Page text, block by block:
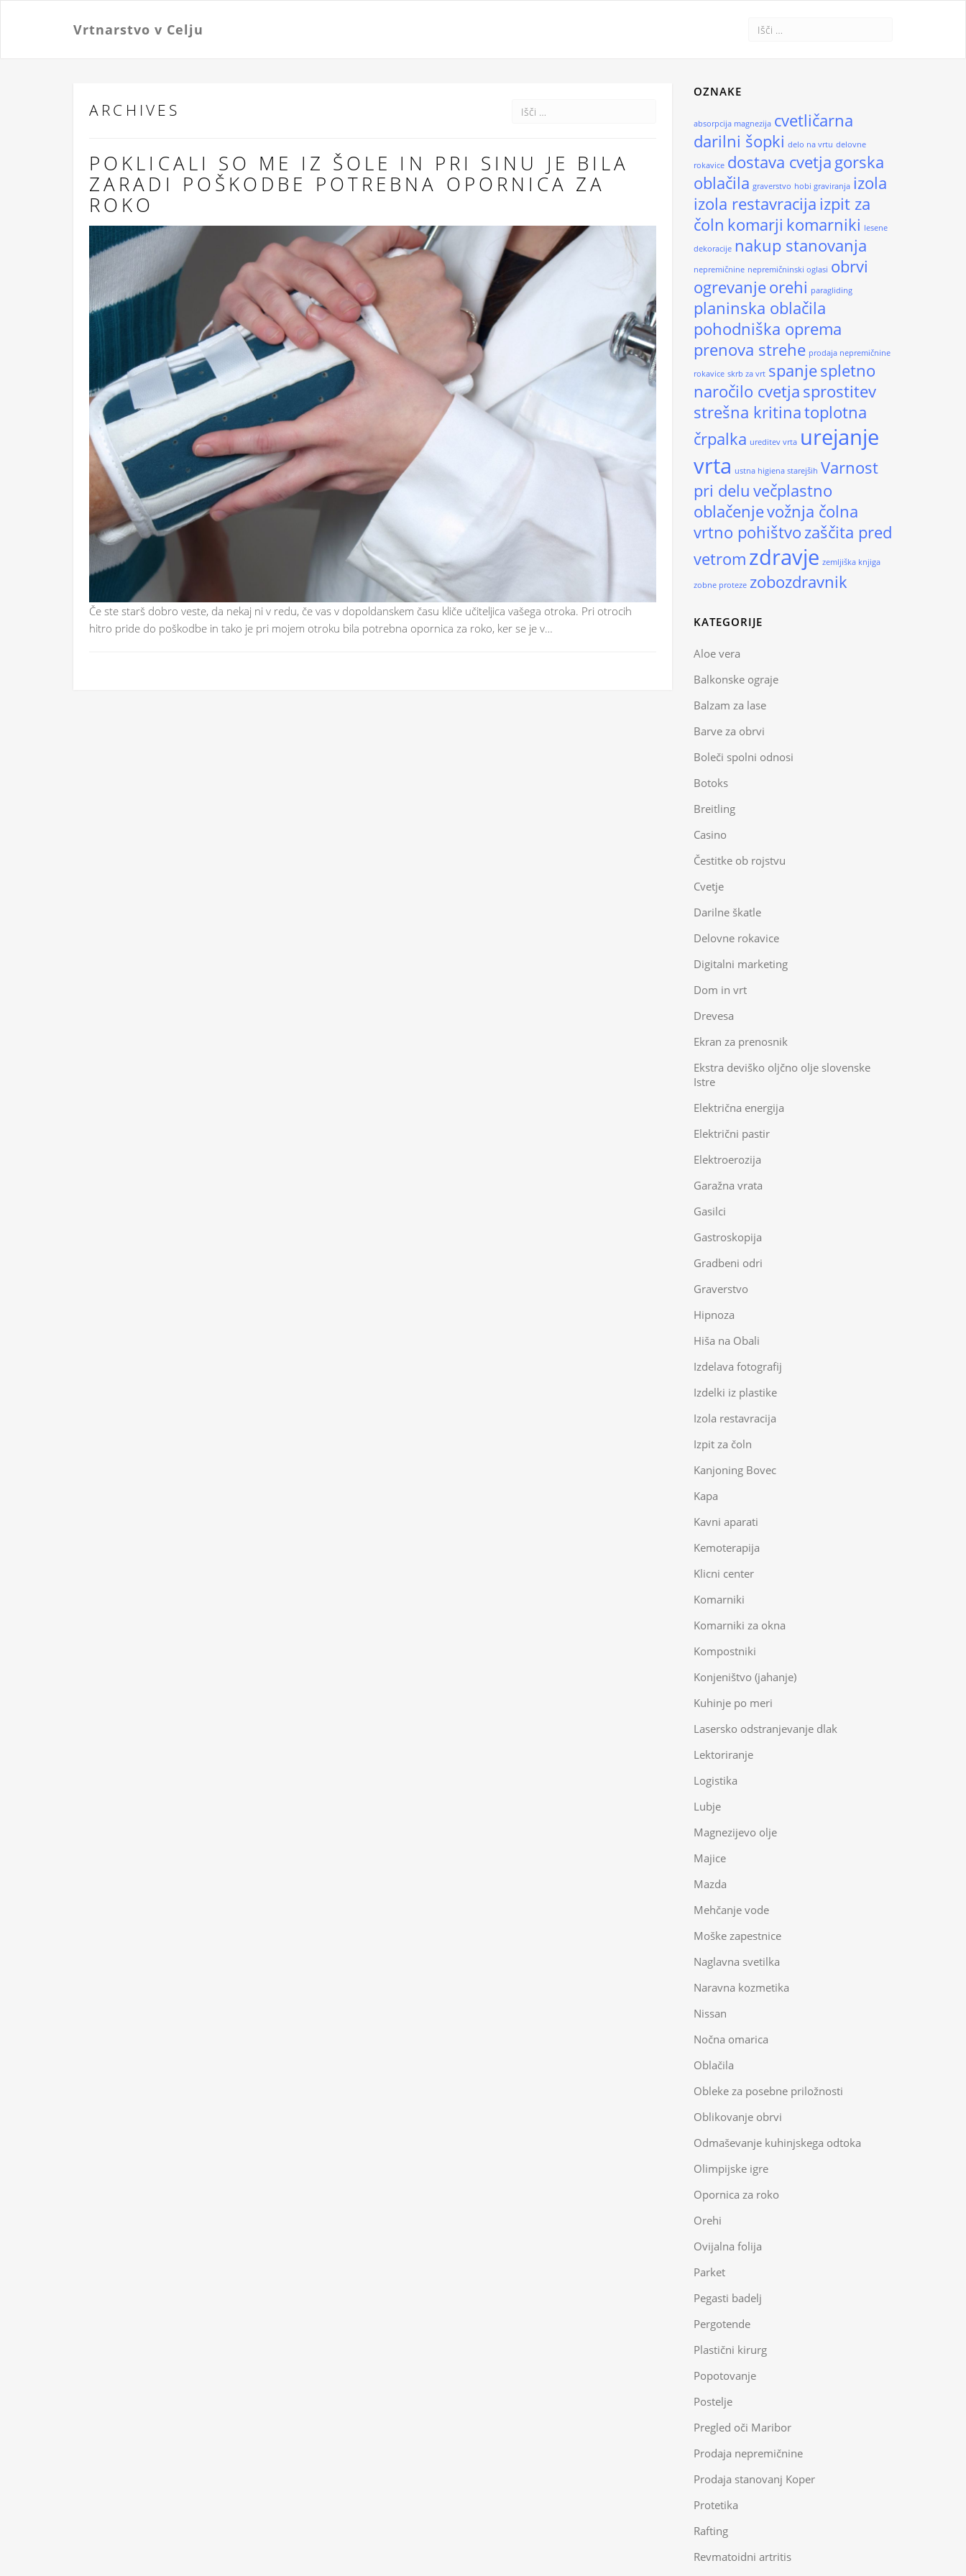
Vrtnarstvo v Celju
ARCHIVES
POKLICALI SO ME IZ ŠOLE IN PRI SINU JE BILA
ZARADI POŠKODBE POTREBNA OPORNICA ZA
ROKO
Če ste starš dobro veste, da nekaj ni v redu, če vas v dopoldanskem času kliče učiteljica vašega otroka. Pri otrocih
hitro pride do poškodbe in tako je pri mojem otroku bila potrebna opornica za roko, ker se je v…
OZNAKE
absorpcija magnezija cvetličarna
darilni šopki delo na vrtu delovne
rokavice dostava cvetja gorska
oblačila graverstvo hobi graviranja izola
izola restavracija izpit za
čoln komarji komarniki lesene
dekoracije nakup stanovanja
nepremičnine nepremičninski oglasi obrvi
ogrevanjeorehi paragliding
planinska oblačila
pohodniška oprema
prenova strehe prodaja nepremičnine
rokavice skrb za vrt spanjespletno
naročilo cvetja sprostitev
strešna kritinatoplotna
črpalka ureditev vrta urejanje
vrta ustna higiena starejših Varnost
pri delu večplastno
oblačenjevožnja čolna
vrtno pohištvo zaščita pred
vetrom zdravje zemljiška knjiga
zobne proteze zobozdravnik
KATEGORIJE
Aloe vera
Balkonske ograje
Balzam za lase
Barve za obrvi
Boleči spolni odnosi
Botoks
Breitling
Casino
Čestitke ob rojstvu
Cvetje
Darilne škatle
Delovne rokavice
Digitalni marketing
Dom in vrt
Drevesa
Ekran za prenosnik
Ekstra deviško oljčno olje slovenske
Istre
Električna energija
Električni pastir
Elektroerozija
Garažna vrata
Gasilci
Gastroskopija
Gradbeni odri
Graverstvo
Hipnoza
Hiša na Obali
Izdelava fotografij
Izdelki iz plastike
Izola restavracija
Izpit za čoln
Kanjoning Bovec
Kapa
Kavni aparati
Kemoterapija
Klicni center
Komarniki
Komarniki za okna
Kompostniki
Konjeništvo (jahanje)
Kuhinje po meri
Lasersko odstranjevanje dlak
Lektoriranje
Logistika
Lubje
Magnezijevo olje
Majice
Mazda
Mehčanje vode
Moške zapestnice
Naglavna svetilka
Naravna kozmetika
Nissan
Nočna omarica
Oblačila
Obleke za posebne priložnosti
Oblikovanje obrvi
Odmaševanje kuhinjskega odtoka
Olimpijske igre
Opornica za roko
Orehi
Ovijalna folija
Parket
Pegasti badelj
Pergotende
Plastični kirurg
Popotovanje
Postelje
Pregled oči Maribor
Prodaja nepremičnine
Prodaja stanovanj Koper
Protetika
Rafting
Revmatoidni artritis